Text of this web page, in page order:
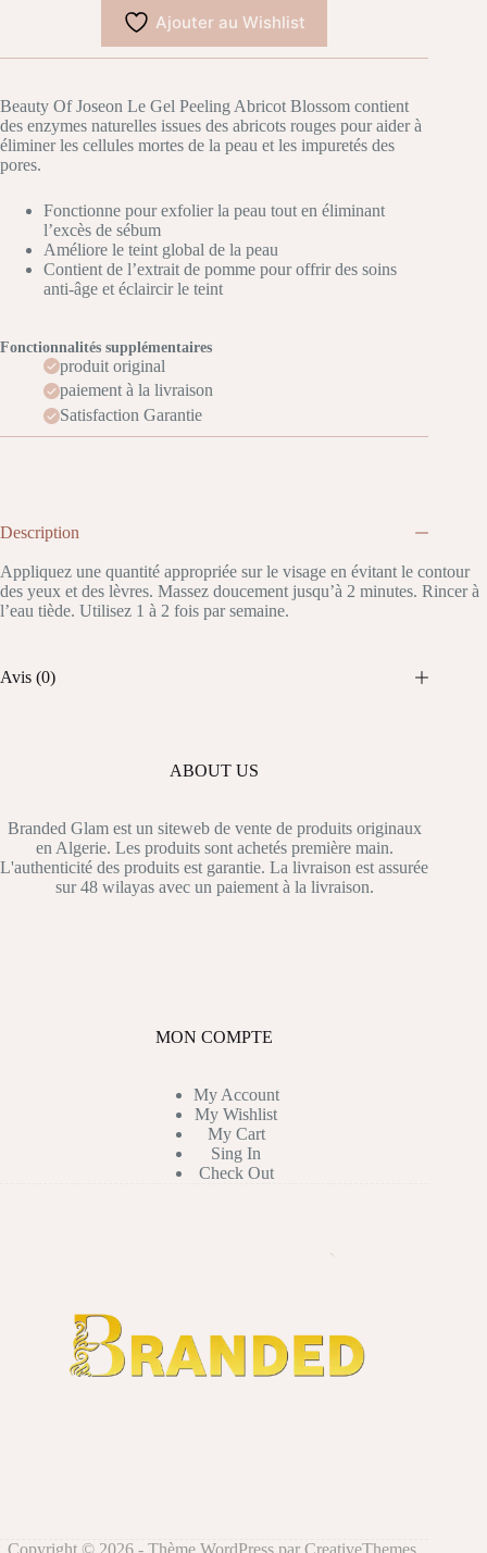
Ajouter au Wishlist
Beauty Of Joseon Le Gel Peeling Abricot Blossom contient
des enzymes naturelles issues des abricots rouges pour aider à
éliminer les cellules mortes de la peau et les impuretés des
pores.
Fonctionne pour exfolier la peau tout en éliminant
l’excès de sébum
Améliore le teint global de la peau
Contient de l’extrait de pomme pour offrir des soins
anti-âge et éclaircir le teint
Fonctionnalités supplémentaires
produit original
paiement à la livraison
Satisfaction Garantie
Description
Appliquez une quantité appropriée sur le visage en évitant le contour
des yeux et des lèvres. Massez doucement jusqu’à 2 minutes. Rincer à
l’eau tiède. Utilisez 1 à 2 fois par semaine.
Avis (0)
ABOUT US
Branded Glam est un siteweb de vente de produits originaux
en Algerie. Les produits sont achetés première main.
L'authenticité des produits est garantie. La livraison est assurée
sur 48 wilayas avec un paiement à la livraison.
MON COMPTE
My Account
My Wishlist
My Cart
Sing In
Check Out
Copyright © 2026 - Thème WordPress parCreativeThemes